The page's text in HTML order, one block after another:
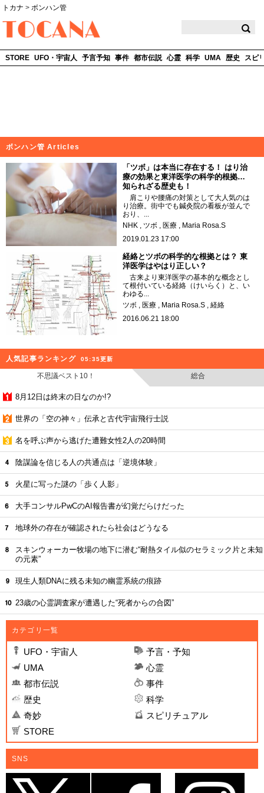
トカナ > ボンハン管
STORE UFO・宇宙人 予言予知 事件 都市伝説 心霊 科学 UMA 歴史 スピ
ボンハン管 Articles
「ツボ」は本当に存在する！ はり治
療の効果と東洋医学の科学的根拠…
知られざる歴史も！
肩こりや腰痛の対策として大人気のは
り治療。街中でも鍼灸院の看板が並んで
おり、...
NHK
ツボ 医療
Maria Rosa.S
2019.01.23 17:00
経絡とツボの科学的な根拠とは？ 東
洋医学はやはり正しい？
古来より東洋医学の基本的な概念とし
て根付いている経絡（けいらく）と、い
わゆる...
ツボ
医療 Maria Rosa.S
経絡
2016.06.21 18:00
人気記事ランキング 05:35更新
不思議ベスト10！ 総合
8月12日は終末の日なのか!?
世界の「空の神々」伝承と古代宇宙飛行士説
名を呼ぶ声から逃げた遭難女性2人の20時間
陰謀論を信じる人の共通点は「逆境体験」
火星に写った謎の「歩く人影」
大手コンサルPwCのAI報告書が幻覚だらけだった
地球外の存在が確認されたら社会はどうなる
スキンウォーカー牧場の地下に潜む“耐熱タイル似のセラミック片と未知
の元素”
現生人類DNAに残る未知の幽霊系統の痕跡
23歳の心霊調査家が遭遇した“死者からの合図”
カテゴリ一覧
UFO・宇宙人
予言・予知
UMA
心霊
都市伝説
事件
歴史
科学
奇妙
スピリチュアル
STORE
SNS